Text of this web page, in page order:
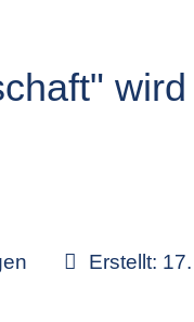
Erstellt: